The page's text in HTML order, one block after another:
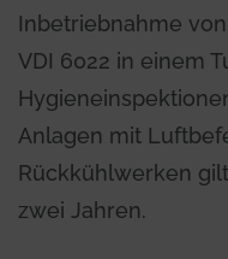
Inbetriebnahme
VDI 6022 in einem
Anlagen mit
Rückkühlwerken
zwei Jahren.